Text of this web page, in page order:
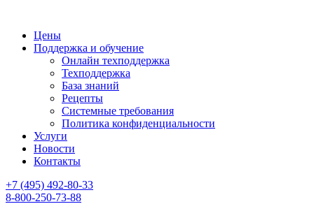
Цены
Поддержка и обучение
Онлайн техподдержка
Техподдержка
База знаний
Рецепты
Системные требования
Политика конфиденциальности
Услуги
Новости
Контакты
+7 (495) 492-80-33
8-800-250-73-88